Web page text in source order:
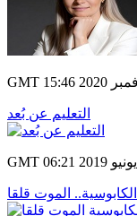
التعليم عن بُعد
الكابوسية.. الموت قلقا